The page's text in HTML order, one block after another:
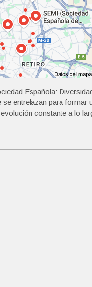
Española:
entrelazan para
constante a lo